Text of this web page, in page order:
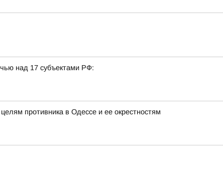
над 17 субъектами РФ:
противника в Одессе и ее окрестностям